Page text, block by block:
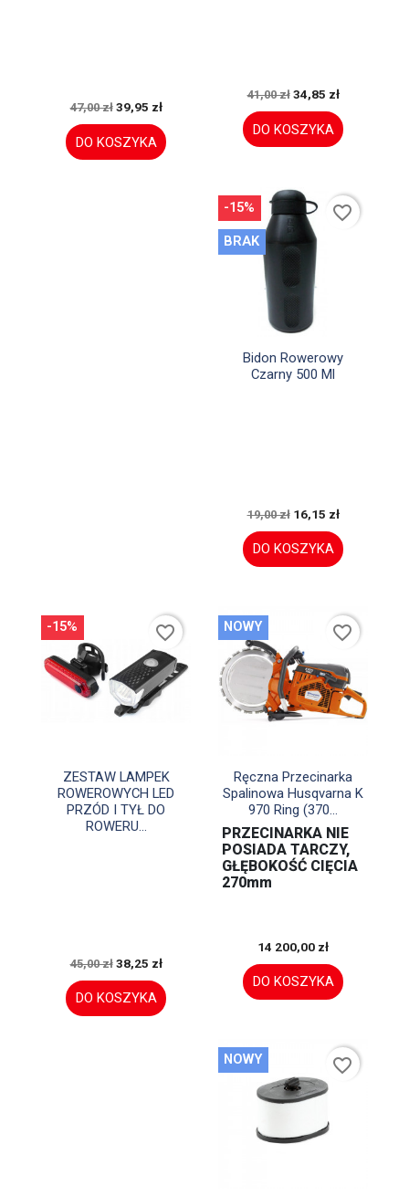
47,00 zł 39,95 zł
DO KOSZYKA
41,00 zł 34,85 zł
DO KOSZYKA
Szybki podgląd
Bidon Rowerowy
Czarny 500 Ml
19,00 zł 16,15 zł
DO KOSZYKA
-15%
BRAK
favorite_border
Szybki podgląd
ZESTAW LAMPEK
ROWEROWYCH LED
PRZÓD I TYŁ DO
ROWERU...
45,00 zł 38,25 zł
DO KOSZYKA
-15% favorite_border
Szybki podgląd
Ręczna Przecinarka
Spalinowa Husqvarna K
970 Ring (370...
PRZECINARKA NIE
POSIADA TARCZY,
GŁĘBOKOŚĆ CIĘCIA
270mm
14 200,00 zł
DO KOSZYKA
NOWY favorite_border
NOWY favorite_border